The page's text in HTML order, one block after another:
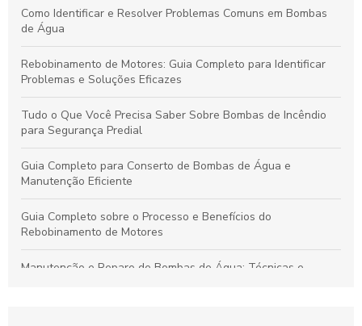
Como Identificar e Resolver Problemas Comuns em Bombas
de Água
Rebobinamento de Motores: Guia Completo para Identificar
Problemas e Soluções Eficazes
Tudo o Que Você Precisa Saber Sobre Bombas de Incêndio
para Segurança Predial
Guia Completo para Conserto de Bombas de Água e
Manutenção Eficiente
Guia Completo sobre o Processo e Benefícios do
Rebobinamento de Motores
Manutenção e Reparo de Bombas de Água: Técnicas e